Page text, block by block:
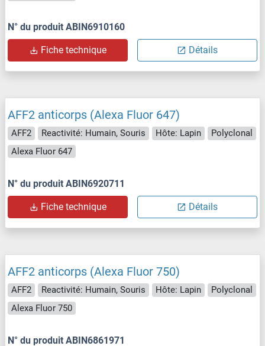
N° du produit ABIN6910160
Fiche technique Détails
AFF2 anticorps (Alexa Fluor 647)
AFF2 Reactivité: Humain, Souris Hôte: Lapin
Polyclonal
Alexa Fluor 647
N° du produit ABIN6920711
Fiche technique Détails
AFF2 anticorps (Alexa Fluor 750)
AFF2 Reactivité: Humain, Souris Hôte: Lapin
Polyclonal
Alexa Fluor 750
N° du produit ABIN6861971